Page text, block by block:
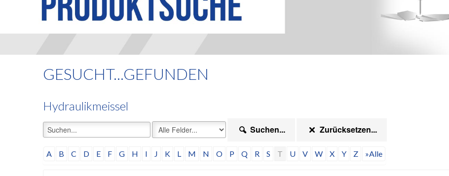
GESUCHT...GEFUNDEN
Hydraulikmeissel
Suchen... Zurücksetzen...
A B C D E F G H I J K L M N O P Q R S T U V W X Y Z »Alle